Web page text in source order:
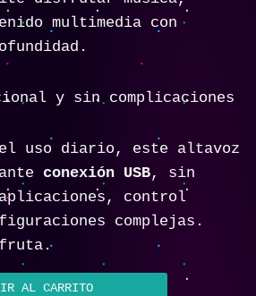
multimedia con
y sin complicaciones
el uso diario, este altavoz
conexión USB, sin
aplicaciones, control
complejas.
AL CARRITO